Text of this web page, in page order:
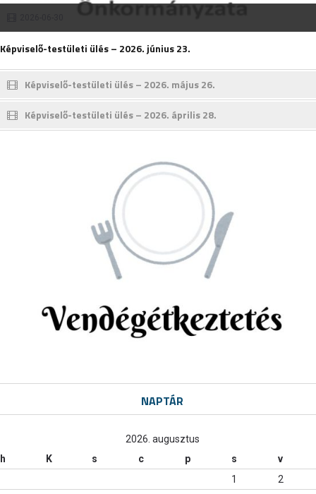
Képviselő-testületi ülés – 2026. június 23.
Képviselő-testületi ülés – 2026. május 26.
Képviselő-testületi ülés – 2026. április 28.
NAPTÁR
2026. augusztus
h
K s c p s
v
1
2